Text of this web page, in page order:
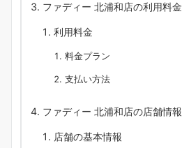
ファディー 北浦和店の利用料金
利用料金
料金プラン
支払い方法
ファディー 北浦和店の店舗情報
店舗の基本情報